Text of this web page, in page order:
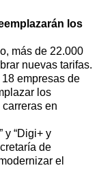
los
más de 22.000
nuevas tarifas.
empresas de
los
en
y “Digi+ y
de
el